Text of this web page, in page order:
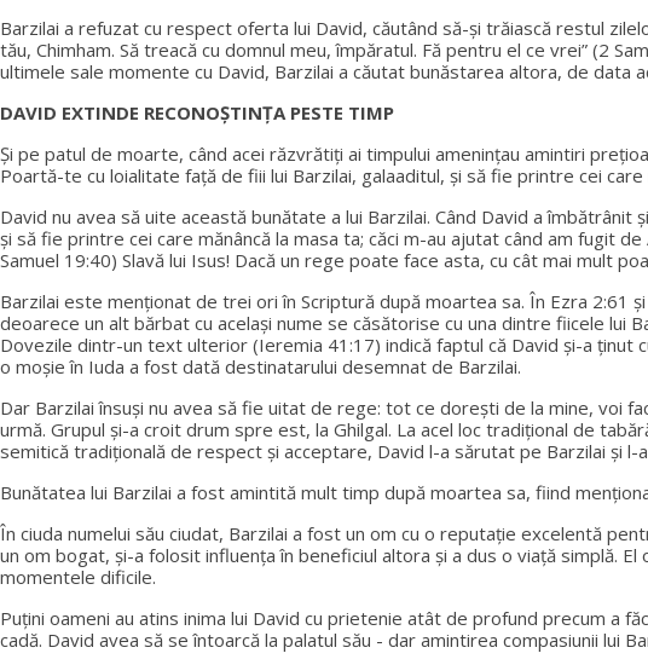
Barzilai a refuzat cu respect oferta lui David, căutând să-și trăiască restul
tău, Chimham. Să treacă cu domnul meu, împăratul. Fă pentru el ce vrei” (2
ultimele sale momente cu David, Barzilai a căutat bunăstarea altora, de data
DAVID EXTINDE RECONOȘTINȚA PESTE TIMP
Și pe patul de moarte, când acei răzvrătiți ai timpului amenințau amintiri
Poartă-te cu loialitate față de fiii lui Barzilai, galaaditul, și să fie printre cei
David nu avea să uite această bunătate a lui Barzilai. Când David a
și să fie printre cei care mănâncă la masa ta; căci m-au ajutat când am fugit
Samuel 19:40) Slavă lui Isus! Dacă un rege poate face asta, cu cât mai mult
Barzilai este menționat de trei ori în Scriptură după moartea sa. În Ezra 2:61
deoarece un alt bărbat cu același nume se căsătorise cu una dintre fiicele lui
Dovezile dintr-un text ulterior (Ieremia 41:17) indică faptul că David și-a ținut
o moșie în Iuda a fost dată destinatarului desemnat de Barzilai.
Dar Barzilai însuși nu avea să fie uitat de rege: tot ce dorești de la mine, voi
urmă. Grupul și-a croit drum spre est, la Ghilgal. La acel loc tradițional de
semitică tradițională de respect și acceptare, David l-a sărutat pe Barzilai și l-
Bunătatea lui Barzilai a fost amintită mult timp după moartea sa, fiind
În ciuda numelui său ciudat, Barzilai a fost un om cu o reputație excelentă
un om bogat, și-a folosit influența în beneficiul altora și a dus o viață simplă.
momentele dificile.
Puțini oameni au atins inima lui David cu prietenie atât de profund precum a
cadă. David avea să se întoarcă la palatul său - dar amintirea compasiunii lui